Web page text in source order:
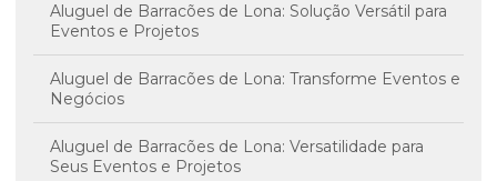
Aluguel de Barracões de Lona: Solução Versátil para
Eventos e Projetos
Aluguel de Barracões de Lona: Transforme Eventos e
Negócios
Aluguel de Barracões de Lona: Versatilidade para
Seus Eventos e Projetos